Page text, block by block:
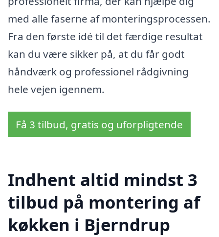
med alle faserne af monteringsprocessen.
Fra den første idé til det færdige resultat
kan du være sikker på, at du får godt
håndværk og professionel rådgivning
hele vejen igennem.
Få 3 tilbud, gratis og uforpligtende
Indhent altid mindst 3
tilbud på montering af
køkken i Bjerndrup